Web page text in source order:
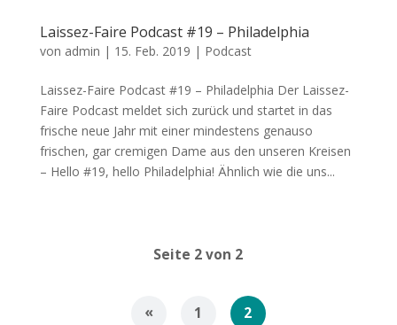
Laissez-Faire Podcast #19 – Philadelphia
von admin | 15. Feb. 2019 | Podcast
Laissez-Faire Podcast #19 – Philadelphia Der Laissez-
Faire Podcast meldet sich zurück und startet in das
frische neue Jahr mit einer mindestens genauso
frischen, gar cremigen Dame aus den unseren Kreisen
– Hello #19, hello Philadelphia! Ähnlich wie die uns...
Seite 2 von 2
« 1 2